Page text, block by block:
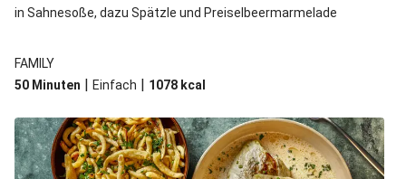
in Sahnesoße, dazu Spätzle und Preiselbeermarmelade
FAMILY
50 Minuten | Einfach | 1078 kcal